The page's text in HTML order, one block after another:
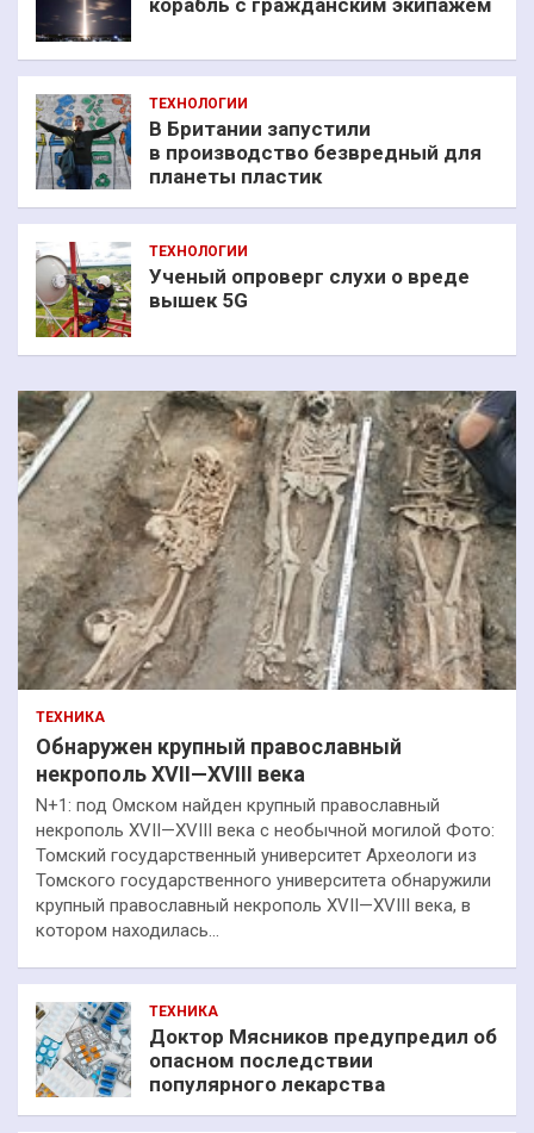
корабль с гражданским экипажем
ТЕХНОЛОГИИ
В Британии запустили
в производство безвредный для
планеты пластик
ТЕХНОЛОГИИ
Ученый опроверг слухи о вреде
вышек 5G
ТЕХНИКА
Обнаружен крупный православный
некрополь XVII—XVIII века
N+1: под Омском найден крупный православный
некрополь XVII—XVIII века с необычной могилой Фото:
Томский государственный университет Археологи из
Томского государственного университета обнаружили
крупный православный некрополь XVII—XVIII века, в
котором находилась…
ТЕХНИКА
Доктор Мясников предупредил об
опасном последствии
популярного лекарства